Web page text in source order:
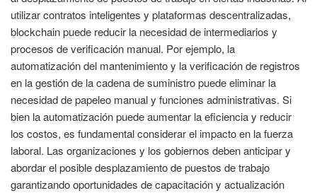
utilizar contratos inteligentes y plataformas descentralizadas,
blockchain puede reducir la necesidad de intermediarios y
procesos de verificación manual. Por ejemplo, la
automatización del mantenimiento y la verificación de registros
en la gestión de la cadena de suministro puede eliminar la
necesidad de papeleo manual y funciones administrativas. Si
bien la automatización puede aumentar la eficiencia y reducir
los costos, es fundamental considerar el impacto en la fuerza
laboral. Las organizaciones y los gobiernos deben anticipar y
abordar el posible desplazamiento de puestos de trabajo
garantizando oportunidades de capacitación y actualización